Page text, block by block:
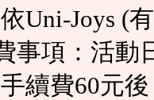
Uni-Joys (
事項：活動
續費60元